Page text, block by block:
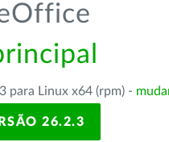
para Linux x64 (rpm) -
26.2.3